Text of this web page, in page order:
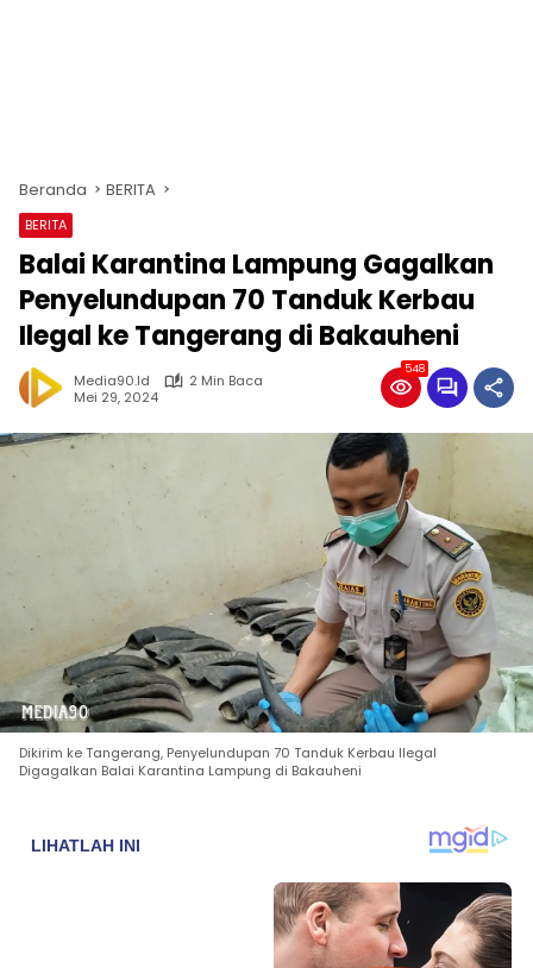
Beranda BERITA
BERITA
Balai Karantina Lampung Gagalkan
Penyelundupan 70 Tanduk Kerbau
Ilegal ke Tangerang di Bakauheni
Media90.id
2 Min Baca
Mei 29, 2024
548
Dikirim ke Tangerang, Penyelundupan 70 Tanduk Kerbau Ilegal
Digagalkan Balai Karantina Lampung di Bakauheni